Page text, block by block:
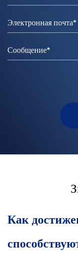
Как